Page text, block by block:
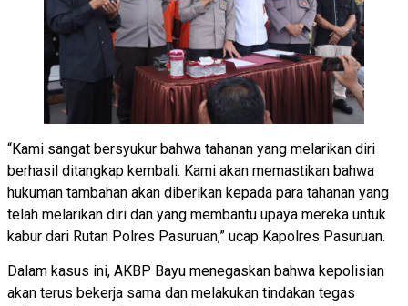
“Kami sangat bersyukur bahwa tahanan yang melarikan diri
berhasil ditangkap kembali. Kami akan memastikan bahwa
hukuman tambahan akan diberikan kepada para tahanan yang
telah melarikan diri dan yang membantu upaya mereka untuk
kabur dari Rutan Polres Pasuruan,” ucap Kapolres Pasuruan.
Dalam kasus ini, AKBP Bayu menegaskan bahwa kepolisian
akan terus bekerja sama dan melakukan tindakan tegas